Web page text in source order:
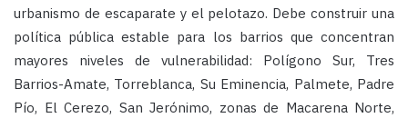
urbanismo de escaparate y el pelotazo. Debe construir una
política pública estable para los barrios que concentran
mayores niveles de vulnerabilidad: Polígono Sur, Tres
Barrios-Amate, Torreblanca, Su Eminencia, Palmete, Padre
Pío, El Cerezo, San Jerónimo, zonas de Macarena Norte,